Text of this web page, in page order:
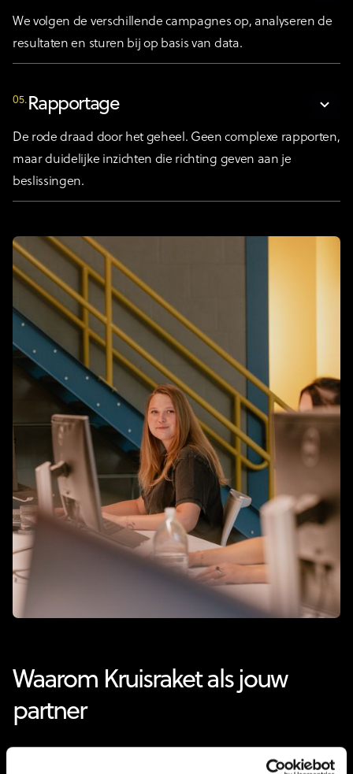
We volgen de verschillende campagnes op, analyseren de
resultaten en sturen bij op basis van data.
05. Rapportage
De rode draad door het geheel. Geen complexe rapporten,
maar duidelijke inzichten die richting geven aan je
beslissingen.
Waarom Kruisraket als jouw
partner